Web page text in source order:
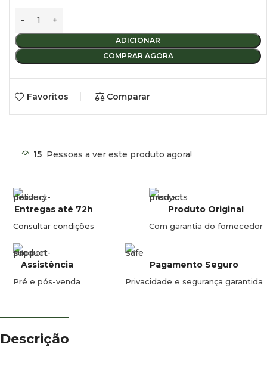
Entrada de água: Ø3/8”.
ADICIONAR
COMPRAR AGORA
Favoritos Comparar
15 Pessoas a ver este produto agora!
Entregas até 72h
Consultar condições
Produto Original
Com garantia do fornecedor
Assistência
Pré e pós-venda
Pagamento Seguro
Privacidade e segurança garantida
Descrição